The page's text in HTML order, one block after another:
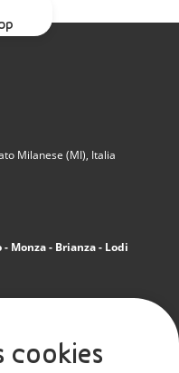
Milanese (MI), Italia
Monza - Brianza - Lodi
dell'Eni S.p.A.
cookies